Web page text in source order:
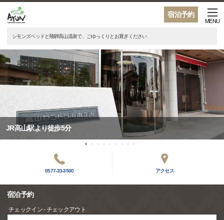
宿泊予約
MENU
シモンズベッドと飛騨高山温泉で、ごゆっくりとお寛ぎください
JR高山駅より徒歩5分
0577-33-3500 アクセス
宿泊予約
チェックイン - チェックアウト